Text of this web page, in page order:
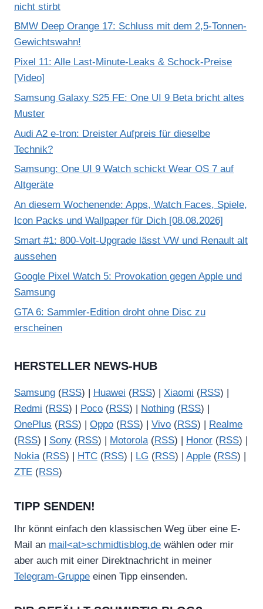
nicht stirbt
BMW Deep Orange 17: Schluss mit dem 2,5-Tonnen-
Gewichtswahn!
Pixel 11: Alle Last-Minute-Leaks & Schock-Preise
[Video]
Samsung Galaxy S25 FE: One UI 9 Beta bricht altes
Muster
Audi A2 e-tron: Dreister Aufpreis für dieselbe
Technik?
Samsung: One UI 9 Watch schickt Wear OS 7 auf
Altgeräte
An diesem Wochenende: Apps, Watch Faces, Spiele,
Icon Packs und Wallpaper für Dich [08.08.2026]
Smart #1: 800-Volt-Upgrade lässt VW und Renault alt
aussehen
Google Pixel Watch 5: Provokation gegen Apple und
Samsung
GTA 6: Sammler-Edition droht ohne Disc zu
erscheinen
HERSTELLER NEWS-HUB
Samsung (RSS) | Huawei (RSS) | Xiaomi (RSS) |
Redmi (RSS) | Poco (RSS) | Nothing (RSS) |
OnePlus (RSS) | Oppo (RSS) | Vivo (RSS) |
Realme
(RSS) | Sony (RSS) | Motorola(RSS) | Honor (RSS) |
Nokia(RSS) | HTC (RSS) | LG (RSS) | Apple (RSS) |
ZTE (RSS)
TIPP SENDEN!
Ihr könnt einfach den klassischen Weg über eine E-
Mail an mail<at>schmidtisblog.de wählen oder mir
aber auch mit einer Direktnachricht in meiner
Telegram-Gruppe einen Tipp einsenden.